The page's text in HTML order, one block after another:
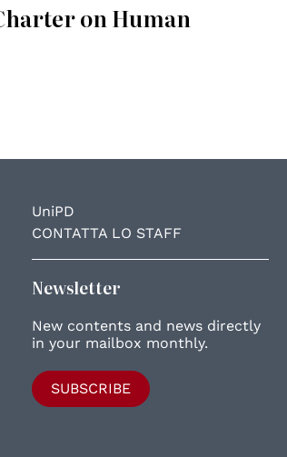
on Human
UniPD
CONTATTA LO STAFF
Newsletter
New contents and news directly
in your mailbox monthly.
SUBSCRIBE